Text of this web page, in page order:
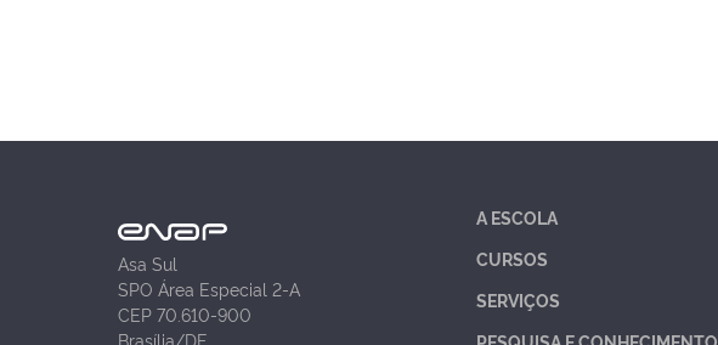
Asa Sul
SPO Área Especial 2-A
CEP 70.610-900
Brasília/DF
A ESCOLA
CURSOS
SERVIÇOS